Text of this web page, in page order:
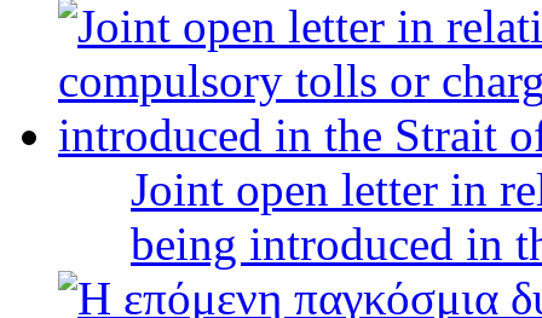
Joint open letter in
being introduced in